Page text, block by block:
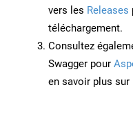
vers les Releases
téléchargement.
Consultez
Swagger pour
en savoir plus sur